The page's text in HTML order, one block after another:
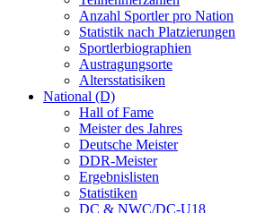
Anzahl Sportler pro Nation
Statistik nach Platzierungen
Sportlerbiographien
Austragungsorte
Altersstatisiken
National (D)
Hall of Fame
Meister des Jahres
Deutsche Meister
DDR-Meister
Ergebnislisten
Statistiken
DC & NWC/DC-U18